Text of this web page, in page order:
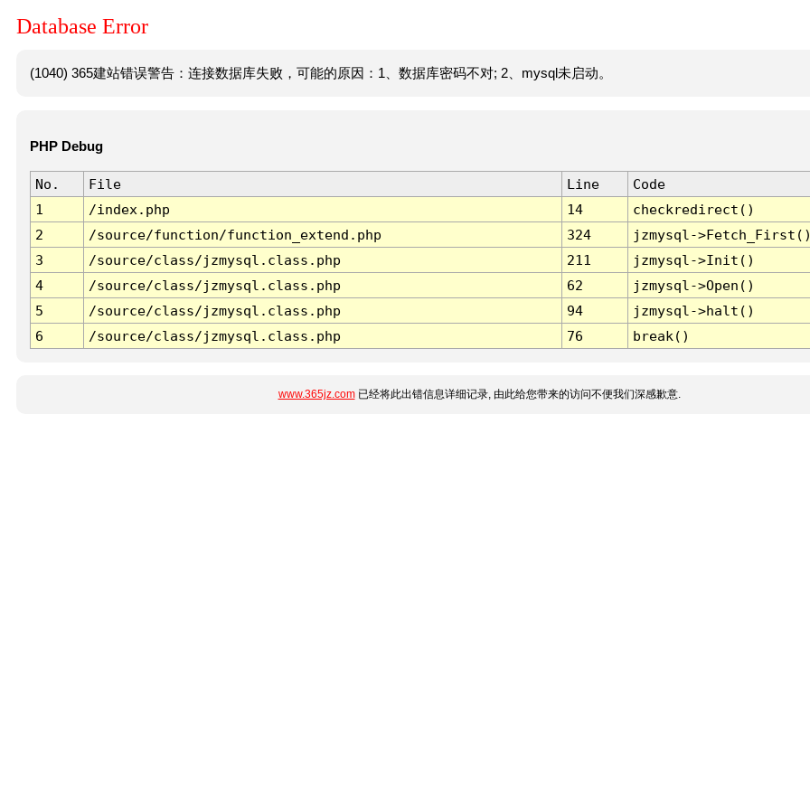
Database Error
(1040) 365建站错误警告：连接数据库失败，可能的原因：1、数据库密码不对; 2、mysql未启动。
PHP Debug
No. File Line
Code
1
/index.php 14
checkredirect()
2
/source/function/function_extend.php 324
jzmysql-
3
/source/class/jzmysql.class.php 211
jzmysql->Init()
4
/source/class/jzmysql.class.php 62
jzmysql->Open()
5
/source/class/jzmysql.class.php 94
jzmysql->halt()
6
/source/class/jzmysql.class.php 76 break()
www.365jz.com已经将此出错信息详细记录, 由此给您带来的访问不便我们深感歉意.